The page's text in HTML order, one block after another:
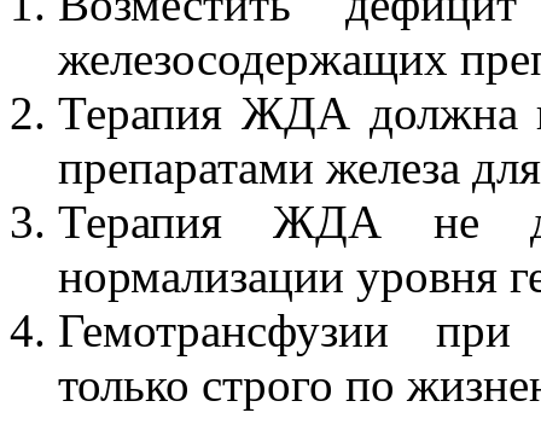
железосодержащих
Терапия ЖДА должна
препаратами железа
Терапия ЖДА не
нормализации уровня
Гемотрансфузии
только строго по